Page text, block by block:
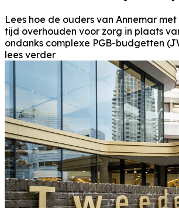
Lees hoe de ouders van Annemar
tijd overhouden voor zorg in plaats
ondanks complexe PGB-budgetten
lees verder